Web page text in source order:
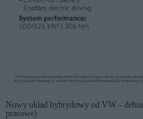
Nowy układ hybrydowy od VW –
prasowe)